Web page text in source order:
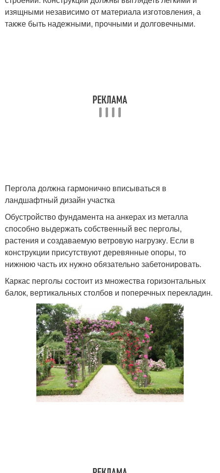
изящными независимо от материала изготовления, а
также быть надежными, прочными и долговечными.
Пергола должна гармонично вписываться в
ландшафтный дизайн участка
Обустройство фундамента на анкерах из металла
способно выдержать собственный вес перголы,
растения и создаваемую ветровую нагрузку. Если в
конструкции присутствуют деревянные опоры, то
нижнюю часть их нужно обязательно забетонировать.
Каркас перголы состоит из множества горизонтальных
балок, вертикальных столбов и поперечных перекладин.